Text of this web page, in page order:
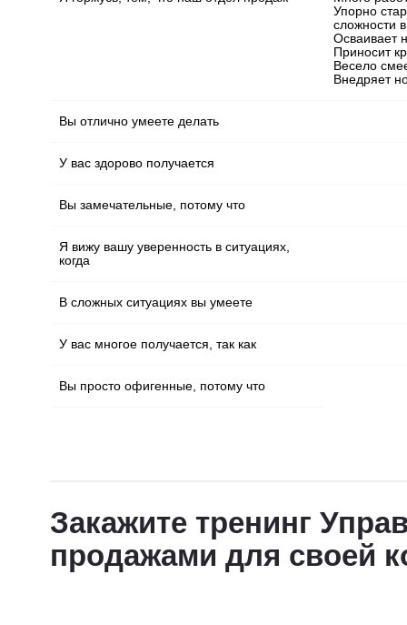
Упорно
сложности
Осваивает
Приносит
Весело
Внедряет
Вы отлично умеете делать
У вас здорово получается
Вы замечательные, потому что
Я вижу вашу уверенность в ситуациях,
когда
В сложных ситуациях вы умеете
У вас многое получается, так как
Вы просто офигенные, потому что
Закажите тренинг
продажами для своей